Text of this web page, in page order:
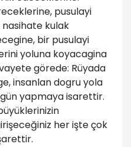
pusulayi
kulak
bir pusulayi
yoluna koyacagina
görede: Rüyada
insanlan dogru yola
yapmaya isarettir.
her işte çok